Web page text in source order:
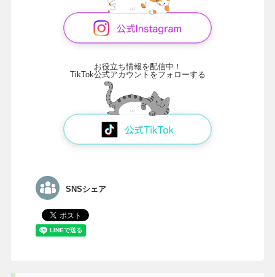
お役立ち情報を配信中！
TikTok公式アカウントをフォローする
SNSシェア